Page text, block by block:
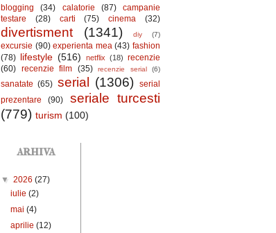
blogging (34) calatorie (87)
campanie
testare
(28) carti (75) cinema (32)
divertisment (1341) diy (7)
excursie (90) experienta mea (43) fashion
(78) lifestyle (516) netflix (18) recenzie
(60) recenzie film (35) recenzie serial (6)
sanatate (65) serial (1306) serial
prezentare
(90)
seriale turcesti
(779) turism (100)
arhiva
▼ 2026 (27)
iulie(2)
mai(4)
aprilie(12)